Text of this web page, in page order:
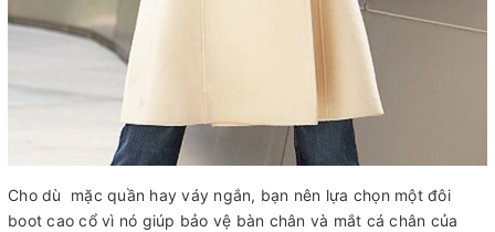
Cho dù mặc quần hay váy ngắn, bạn nên lựa chọn một đôi
boot cao cổ vì nó giúp bảo vệ bàn chân và mắt cá chân của